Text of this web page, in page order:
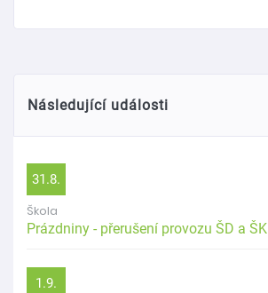
Následující události
31.8.
Škola
Prázdniny - přerušení provozu ŠD a ŠK
1.9.